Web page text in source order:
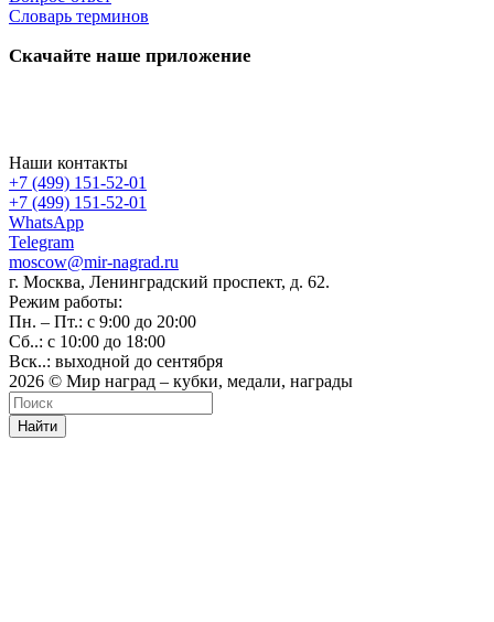
Словарь терминов
Скачайте наше приложение
Наши контакты
+7 (499) 151-52-01
+7 (499) 151-52-01
WhatsApp
Telegram
moscow@mir-nagrad.ru
г. Москва, Ленинградский проспект, д. 62.
Режим работы:
Пн. – Пт.: с 9:00 до 20:00
Сб..: с 10:00 до 18:00
Вск..: выходной до сентября
2026 © Мир наград – кубки, медали, награды
Найти